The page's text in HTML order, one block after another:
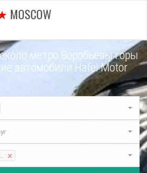
MOSCOW
метро Воробьёвы горы
автомобили Hafei Motor
×